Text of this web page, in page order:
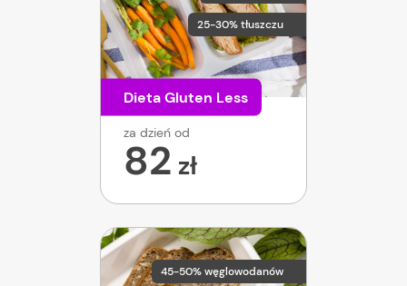
25-30% tłuszczu
Dieta Gluten Less
za dzień od
82 zł
45-50% węglowodanów